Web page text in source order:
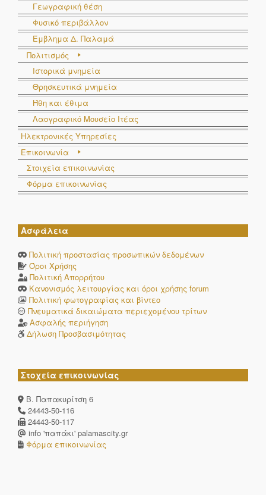
Γεωγραφική θέση
Φυσικό περιβάλλον
Έμβλημα Δ. Παλαμά
Πολιτισμός
Ιστορικά μνημεία
Θρησκευτικά μνημεία
Ήθη και έθιμα
Λαογραφικό Μουσείο Ιτέας
Ηλεκτρονικές Υπηρεσίες
Επικοινωνία
Στοιχεία επικοινωνίας
Φόρμα επικοινωνίας
Ασφάλεια
Πολιτική προστασίας προσωπικών δεδομένων
Όροι Χρήσης
Πολιτική Απορρήτου
Κανονισμός λειτουργίας και όροι χρήσης forum
Πολιτική φωτογραφίας και βίντεο
Πνευματικά δικαιώματα περιεχομένου τρίτων
Ασφαλής περιήγηση
Δήλωση Προσβασιμότητας
Στοχεία επικοινωνίας
Β. Παπακυρίτση 6
24443-50-116
24443-50-117
info 'παπάκι' palamascity.gr
Φόρμα επικοινωνίας